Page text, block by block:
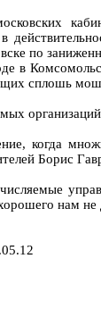
по
в
сплошь
когда
Борис
нам не